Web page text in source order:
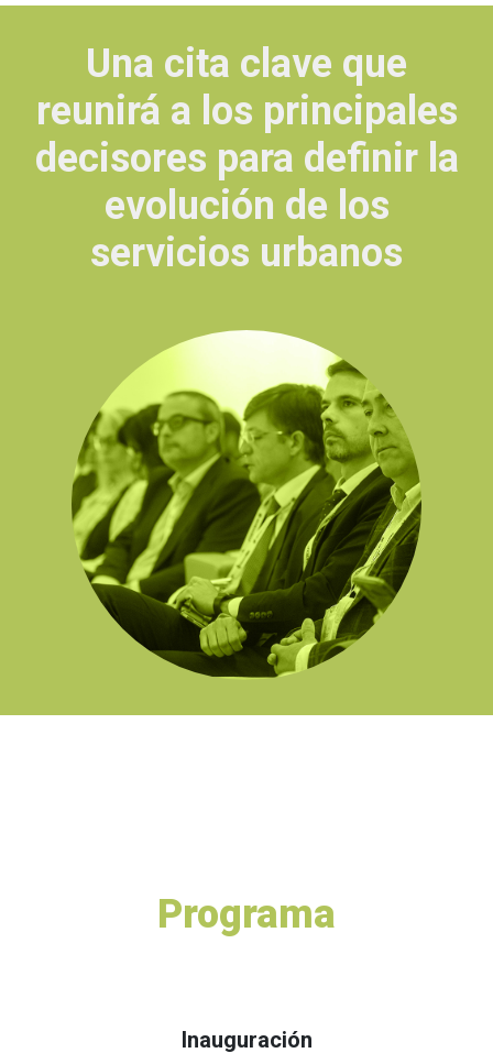
Una cita clave que
reunirá a los principales
decisores para definir la
evolución de los
servicios urbanos
Programa
Inauguración